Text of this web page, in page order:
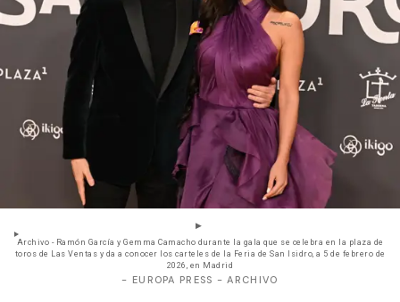
Archivo - Ramón García y Gemma Camacho durante la gala que se celebra en la plaza de
toros de Las Ventas y da a conocer los carteles de la Feria de San Isidro, a 5 de febrero de
2026, en Madrid
- EUROPA PRESS - ARCHIVO